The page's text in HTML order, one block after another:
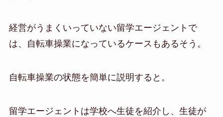
経営がうまくいっていない留学エージェントで
は、自転車操業になっているケースもあるそう。
自転車操業の状態を簡単に説明すると。
留学エージェントは学校へ生徒を紹介し、生徒が